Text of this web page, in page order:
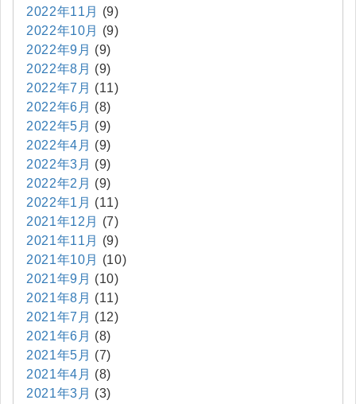
2022年11月
(9)
2022年10月
(9)
2022年9月 (9)
2022年8月 (9)
2022年7月 (11)
2022年6月 (8)
2022年5月 (9)
2022年4月 (9)
2022年3月 (9)
2022年2月 (9)
2022年1月 (11)
2021年12月
(7)
2021年11月
(9)
2021年10月
(10)
2021年9月 (10)
2021年8月 (11)
2021年7月 (12)
2021年6月 (8)
2021年5月 (7)
2021年4月 (8)
2021年3月 (3)